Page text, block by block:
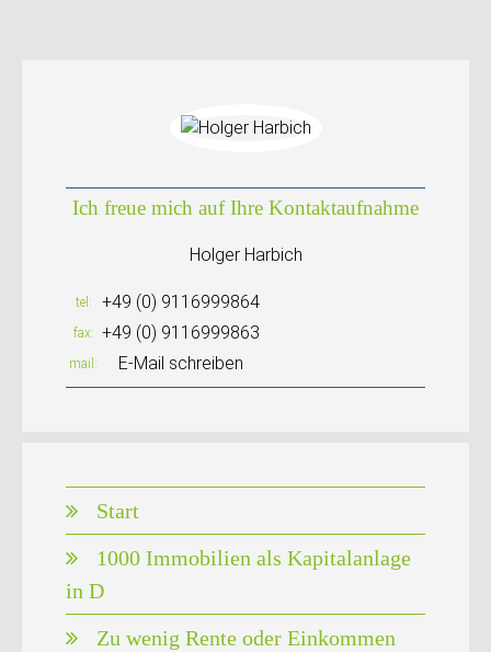
Ich freue mich auf Ihre Kontaktaufnahme
Holger Harbich
tel +49 (0) 9116999864
fax +49 (0) 9116999863
mail E-Mail schreiben
Start
1000 Immobilien als Kapitalanlage
in D
Zu wenig Rente oder Einkommen